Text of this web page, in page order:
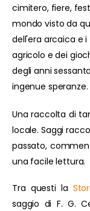
cimitero, fiere,
mondo visto da
dell'era arcaica e
agricolo e dei
degli anni
ingenue speranze.
Una raccolta di
locale. Saggi
passato,
una facile lettura.
Tra questi la
saggio di F. G.